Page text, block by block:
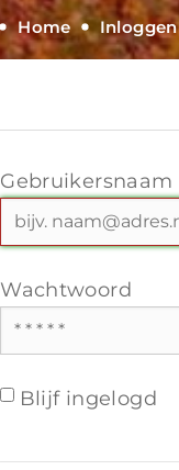
Home Inloggen
Gebruikersnaam
Wachtwoord
Blijf ingelogd